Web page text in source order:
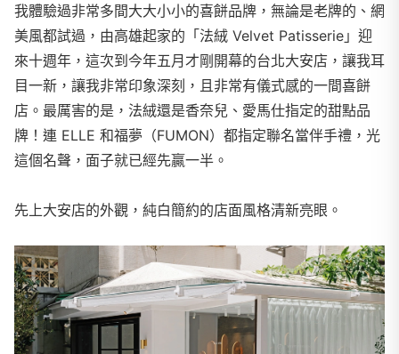
我體驗過非常多間大大小小的喜餅品牌，無論是老牌的、網
美風都試過，由高雄起家的「法絨 Velvet Patisserie」迎
來十週年，這次到今年五月才剛開幕的台北大安店，讓我耳
目一新，讓我非常印象深刻，且非常有儀式感的一間喜餅
店。最厲害的是，法絨還是香奈兒、愛馬仕指定的甜點品
牌！連 ELLE 和福夢（FUMON）都指定聯名當伴手禮，光
這個名聲，面子就已經先贏一半。
先上大安店的外觀，純白簡約的店面風格清新亮眼。